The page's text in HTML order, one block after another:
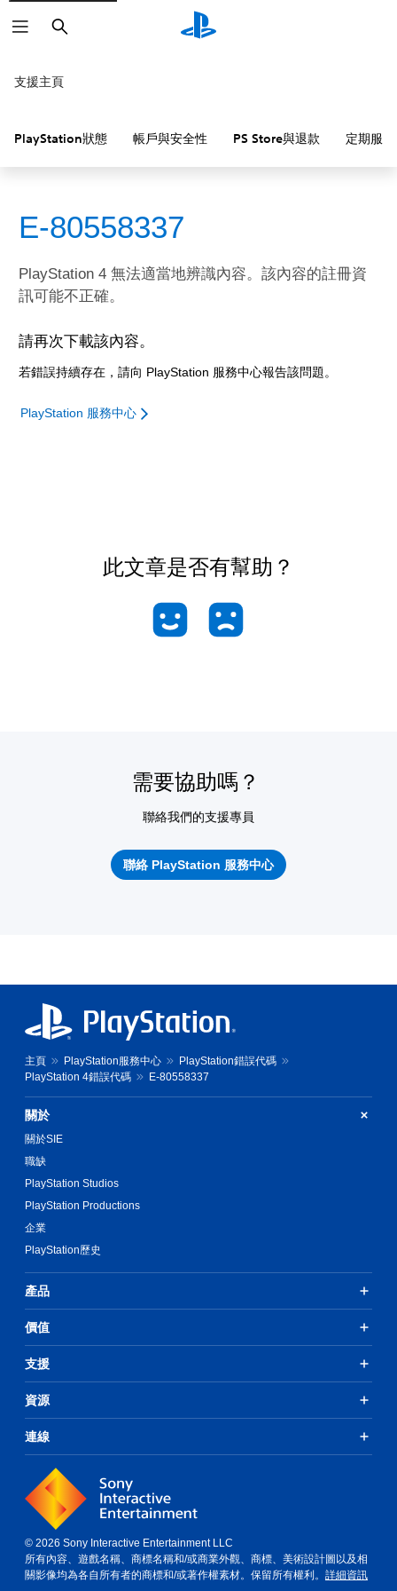
搜
尋
支援主頁
PlayStation狀態 帳戶與安全性 PS Store與退款 定期服務
E-80558337
PlayStation 4 無法適當地辨識內容。該內容的註冊資
訊可能不正確。
請再次下載該內容。
若錯誤持續存在，請向 PlayStation 服務中心報告該問題。
PlayStation 服務中心
此文章是否有幫助？
需要協助嗎？
聯絡我們的支援專員
聯絡 PlayStation 服務中心
主頁 PlayStation服務中心
PlayStation錯誤代碼
PlayStation 4錯誤代碼
E-80558337
關於
關於SIE
職缺
PlayStation Studios
PlayStation Productions
企業
PlayStation歷史
產品
價值
支援
資源
連線
© 2026 Sony Interactive Entertainment LLC
所有內容、遊戲名稱、商標名稱和/或商業外觀、商標、美術設計圖以及相
關影像均為各自所有者的商標和/或著作權素材。保留所有權利。 詳細資訊